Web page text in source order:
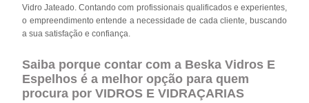
Vidro Jateado. Contando com profissionais qualificados e experientes,
o empreendimento entende a necessidade de cada cliente, buscando
a sua satisfação e confiança.
Saiba porque contar com a Beska Vidros E
Espelhos é a melhor opção para quem
procura por VIDROS E VIDRAÇARIAS